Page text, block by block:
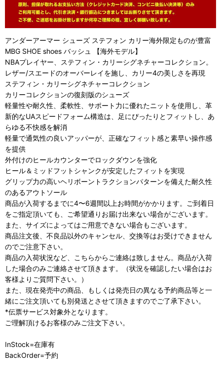
アンダーアーマー シューズ ステフォン カリー海外限定ものが豊富
MBG SHOE shoes バッシュ 【海外モデル】
NBAプレイヤー、ステフィン・カリーシグネチャーコレクション。
レザー/スエードのオーバーレイを施し、カリー4の美しさを再現
ステフィン・カリーシグネチャーコレクション
カリーコレクションの復刻版のシューズ
軽量性や耐久性、柔軟性、サポート力に優れたニットを使用し、革
新的なUAスピードフォーム構造は、足にぴったりとフィットし、あ
らゆる不快感を解消
軽量で通気性の良いアッパーが、正確なフィット感と素早い操作感
を提供
外付けのヒールカウンターでロックダウンを強化
ヒール＆ミッドフットシャンクが安定したフィットを実現
グリップ力の高いヘリボーントラクションパターンを備えた耐久性
のあるアウトソール
商品が入荷するまでに4〜6週間以上お時間がかかります。ご到着日
をご指定頂いても、ご希望通りお届け出来ない場合がございます。
また、サイズによってはご用意できない場合もございます。
商品注文後、不良品以外のキャンセル、交換等はお受けできません
のでご注意下さい。
商品の入荷状況など、こちらからご連絡は致しません。商品が入荷
した場合のみご連絡させて頂きます。（状況を確認したい場合はお
客様よりご質問下さい。）
また、現在発売中の商品、もしくは発売日の異なる予約商品等と一
緒にご注文頂いても別発送とさせて頂きますのでご了承下さい。
*伝票サービス対象外となります。
ご理解頂けるお客様のみご注文下さい。
InStock=在庫有
BackOrder=予約